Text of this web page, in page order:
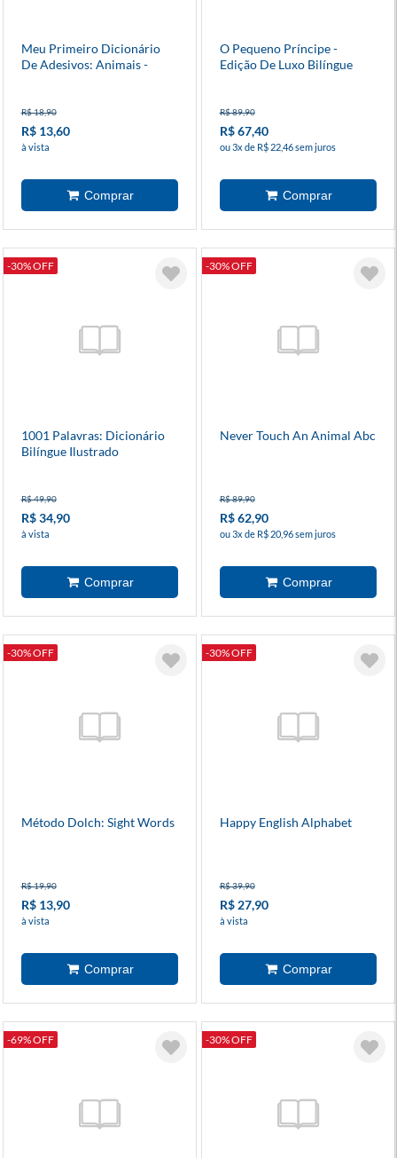
Meu Primeiro Dicionário
De Adesivos: Animais -
R$ 18,90
R$ 13,60
à vista
O Pequeno Príncipe -
Edição De Luxo Bilíngue
R$ 89,90
R$ 67,40
ou 3x de R$ 22,46 sem juros
-30% OFF
1001 Palavras: Dicionário
Bilíngue Ilustrado
R$ 49,90
R$ 34,90
à vista
-30% OFF
Never Touch An Animal Abc
R$ 89,90
R$ 62,90
ou 3x de R$ 20,96 sem juros
-30% OFF
Método Dolch: Sight Words
R$ 19,90
R$ 13,90
à vista
-30% OFF
Happy English Alphabet
R$ 39,90
R$ 27,90
à vista
-69% OFF -30% OFF